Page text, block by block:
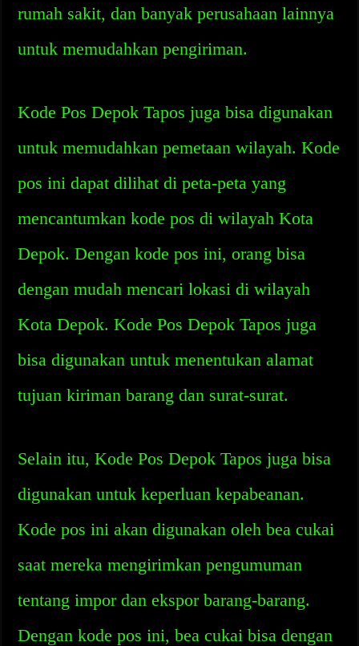
rumah sakit, dan banyak perusahaan lainnya
untuk memudahkan pengiriman.
Kode Pos Depok Tapos juga bisa digunakan
untuk memudahkan pemetaan wilayah. Kode
pos ini dapat dilihat di peta-peta yang
mencantumkan kode pos di wilayah Kota
Depok. Dengan kode pos ini, orang bisa
dengan mudah mencari lokasi di wilayah
Kota Depok. Kode Pos Depok Tapos juga
bisa digunakan untuk menentukan alamat
tujuan kiriman barang dan surat-surat.
Selain itu, Kode Pos Depok Tapos juga bisa
digunakan untuk keperluan kepabeanan.
Kode pos ini akan digunakan oleh bea cukai
saat mereka mengirimkan pengumuman
tentang impor dan ekspor barang-barang.
Dengan kode pos ini, bea cukai bisa dengan